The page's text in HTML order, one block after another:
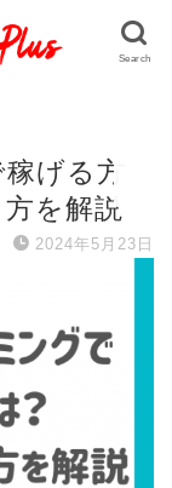
げる方
を解説
2024年5月23日